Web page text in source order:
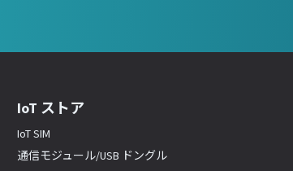
IoT ストア
IoT SIM
通信モジュール/USB ドングル